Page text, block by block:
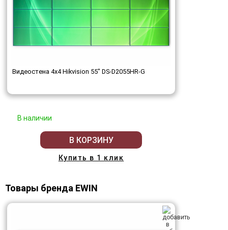
Видеостена 4x4 Hikvision 55" DS-D2055HR-G
В наличии
В КОРЗИНУ
Купить в 1 клик
Товары бренда EWIN